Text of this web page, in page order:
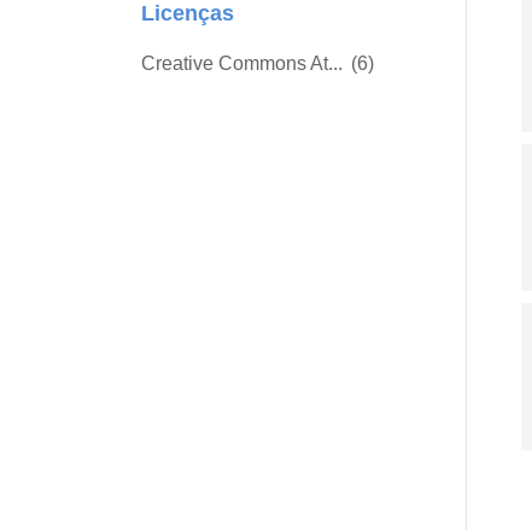
Licenças
Creative Commons At... (6)